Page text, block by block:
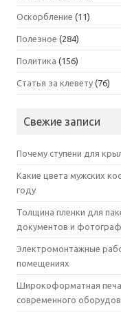
Оскорбление (11)
Полезное (284)
Политика (156)
Статья за клевету (76)
Свежие записи
Почему ступени для
Какие цвета мужских
году
Толщина пленки для
документов и
Электромонтажные
помещениях
Широкоформатная
современного